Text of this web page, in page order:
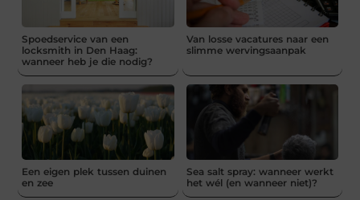
Spoedservice van een
locksmith in Den Haag:
wanneer heb je die nodig?
Van losse vacatures naar een
slimme wervingsaanpak
Een eigen plek tussen duinen
en zee
Sea salt spray: wanneer werkt
het wél (en wanneer niet)?